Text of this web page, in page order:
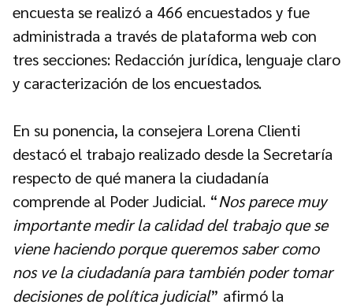
encuesta se realizó a 466 encuestados y fue
administrada a través de plataforma web con
tres secciones: Redacción jurídica, lenguaje claro
y caracterización de los encuestados.
En su ponencia, la consejera Lorena Clienti
destacó el trabajo realizado desde la Secretaría
respecto de qué manera la ciudadanía
comprende al Poder Judicial. “Nos parece muy
importante medir la calidad del trabajo que se
viene haciendo porque queremos saber como
nos ve la ciudadanía para también poder tomar
decisiones de política judicial” afirmó la